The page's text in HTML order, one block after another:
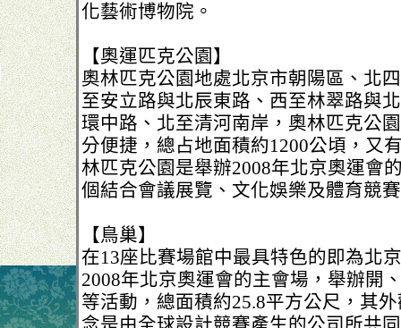
化藝術博物院。
【奧運匹克公園】
奧林匹克公園地處北京市朝陽區、北
至安立路與北辰東路、西至林翠路與
環中路、北至清河南岸，奧林匹克公
分便捷，總占地面積約1200公頃，又
林匹克公園是舉辦2008年北京奧運會
個結合會議展覽、文化娛樂及體育競
【鳥巢】
在13座比賽場館中最具特色的即為北
2008年北京奧運會的主會場，舉辦開
等活動，總面積約25.8平方公尺，其